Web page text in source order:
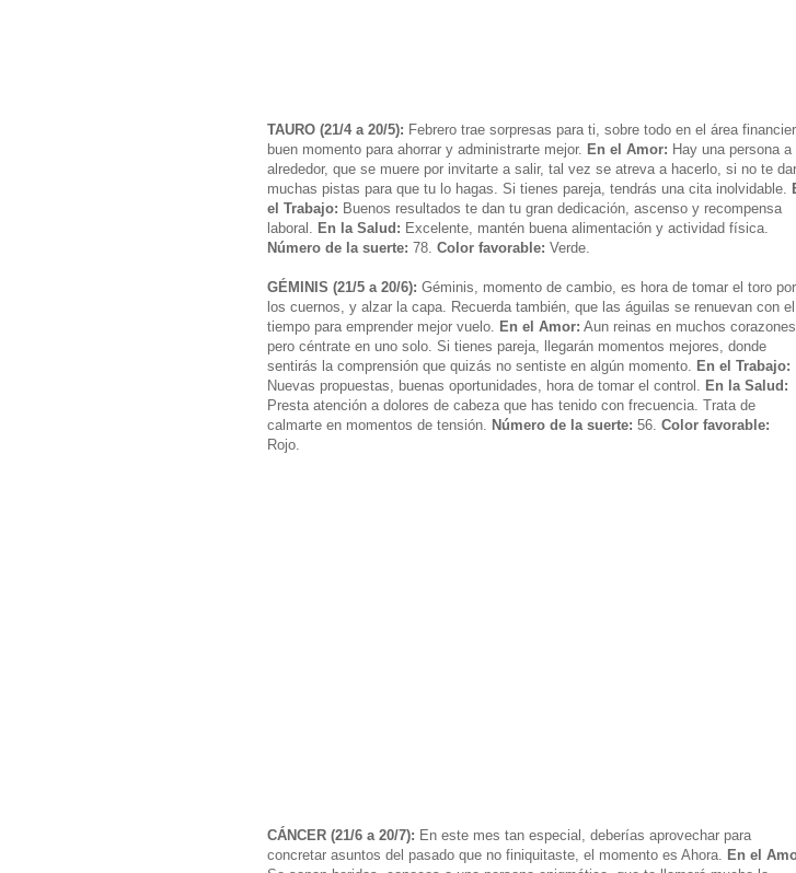
TAURO (21/4 a 20/5): Febrero trae sorpresas para ti, sobre todo en el área
buen momento para ahorrar y administrarte mejor. En el Amor: Hay una persona a
alrededor, que se muere por invitarte a salir, tal vez se atreva a hacerlo, si no te
muchas pistas para que tu lo hagas. Si tienes pareja, tendrás una cita inolvidable.
el Trabajo: Buenos resultados te dan tu gran dedicación, ascenso y recompensa
laboral. En la Salud: Excelente, mantén buena alimentación y actividad física.
Número de la suerte: 78. Color favorable: Verde.
GÉMINIS (21/5 a 20/6): Géminis, momento de cambio, es hora de tomar el toro por
los cuernos, y alzar la capa. Recuerda también, que las águilas se renuevan con el
tiempo para emprender mejor vuelo. En el Amor: Aun reinas en muchos corazones,
pero céntrate en uno solo. Si tienes pareja, llegarán momentos mejores, donde
sentirás la comprensión que quizás no sentiste en algún momento. En el Trabajo:
Nuevas propuestas, buenas oportunidades, hora de tomar el control. En la Salud:
Presta atención a dolores de cabeza que has tenido con frecuencia. Trata de
calmarte en momentos de tensión. Número de la suerte: 56. Color favorable:
Rojo.
CÁNCER (21/6 a 20/7): En este mes tan especial, deberías aprovechar para
concretar asuntos del pasado que no finiquitaste, el momento es Ahora. En el